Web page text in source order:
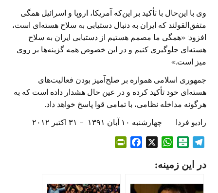
وی با این‌حال با تأکید بر این‌که آمریکا، اروپا و اسرائیل همگی
متفق‌القولند که ایران به دنبال دستیابی به سلاح هسته‌ای است،
افزود: «همگی ما مصمم هستیم از دستیابی ایران به سلاح
هسته‌ای جلوگیری کنیم و در این خصوص همه گزینه‌ها بر روی
میز است.»
جمهوری اسلامی همواره بر صلح‌آمیز بودن فعالیت‌های
هسته‌ای خود تأکید کرده و در عین حال هشدار داده است که به
هرگونه مداخله نظامی، با تمامی قوا پاسخ خواهد داد.
رادیو فردا چهارشنبه ۱۰ آبان ۱۳۹۱ – ۳۱ اکتبر ۲۰۱۲
l
t
W
a
s
t
در این زمینه: